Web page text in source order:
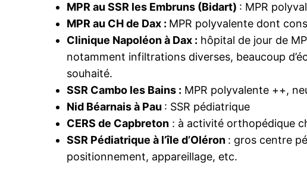
MPR au SSR les Embruns (Bidart) : MPR
MPR au CH de Dax : MPR polyvalente dont
Clinique Napoléon à Dax : hôpital de jour de
notamment infiltrations diverses, beaucoup
souhaité.
SSR Cambo les Bains : MPR polyvalente ++,
Nid Béarnais à Pau : SSR pédiatrique
CERS de Capbreton : à activité orthopédique
SSR Pédiatrique à l’île d’Oléron : gros centre
positionnement, appareillage, etc.